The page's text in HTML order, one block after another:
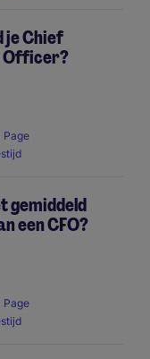
je Chief
Officer?
Page
gemiddeld
een CFO?
Page